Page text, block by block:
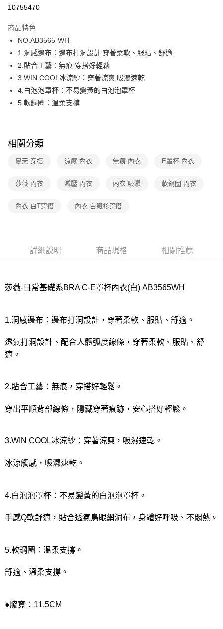
運送方式
全家取貨付款
每筆NT$80，滿NT$1,000(含以上)免運費
付款後全家取貨
每筆NT$80，滿NT$1,000(含以上)免運費
每筆NT$80，滿NT$1,000(含以上)免運費
宅配
付款後門市自取
10755470
商品特色
NO.AB3565-WH
1.洞感邊布：邊布打洞設計 穿著柔軟、服貼、舒適
2.貼合工藝：無痕 穿搭好輕鬆
3.WIN COOL冰涼紗：穿著涼爽 吸濕速乾
4.白泡泡罩杯：不易變黃的白泡泡罩杯
5.軟鋼圈：溫柔支撐
相關分類
夏天 穿搭 涼感 內衣 無痕 內衣 E罩杯 內衣
莎薇 內衣 減壓 內衣 內衣 吸濕 軟鋼圈 內衣
內衣 白T穿搭 內衣 白襯衫穿搭
詳細說明 商品規格 相關推薦
莎薇-日常基礎系BRA C-E罩杯內衣(白) AB3565WH
1.洞感邊布：邊布打洞設計，穿著柔軟、服貼、舒適。
透氣打洞設計、配合人體弧度線條，穿著柔軟、服貼、舒
適。
2.貼合工藝：無痕，穿搭好輕鬆。
穿出平順背部線條，隱藏穿著痕跡，安心搭好輕鬆。
3.WIN COOL冰涼紗：穿著涼爽，吸濕速乾。
冰涼觸感，吸濕速乾。
4.白泡泡罩杯：不易變黃的白泡泡罩杯。
手感Q軟舒適，貼合透氣鳥眼網洞布，身體好呼吸、不悶熱。
5.軟鋼圈：溫柔支撐。
舒適、溫柔支撐。
●脇寬：11.5CM